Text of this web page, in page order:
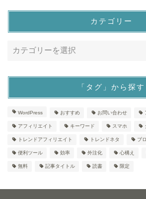
カテゴリー
「タグ」から探す
WordPress おすすめ お問い合わせ
アフィリエイト キーワード スマホ
トレンドアフィリエイト トレンドネタ ブ
便利ツール 効率 外注化 心構え
無料 記事タイトル 読書 限定